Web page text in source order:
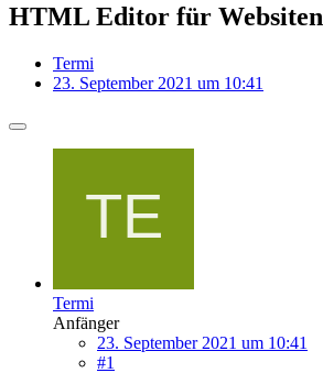
HTML Editor für Websiten
Termi
23. September 2021 um 10:41
Termi
Anfänger
23. September 2021 um 10:41
#1